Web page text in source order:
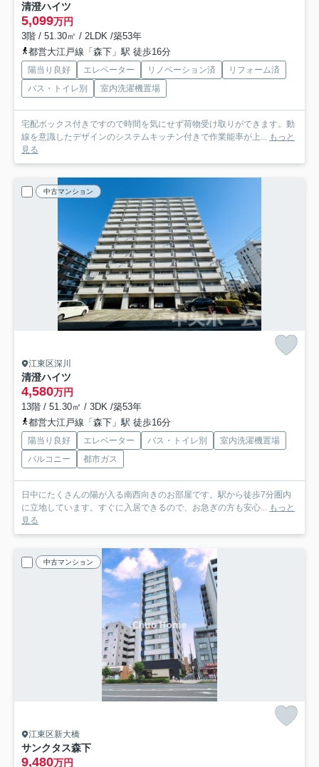
清澄ハイツ
5,099万円
3階 / 51.30㎡ / 2LDK /築53年
都営大江戸線「森下」駅 徒歩16分
陽当り良好 エレベーター リノベーション済
リフォーム済
バス・トイレ別
室内洗濯機置場
宅配ボックス付きですので時間を気にせず荷物受け取りができます。動
線を意識したデザインのシステムキッチン付きで作業能率が上... もっと
見る
中古マンション
江東区深川
清澄ハイツ
4,580万円
13階 / 51.30㎡ / 3DK /築53年
都営大江戸線「森下」駅 徒歩16分
陽当り良好 エレベーター バス・トイレ別
室内洗濯機置場
バルコニー
都市ガス
日中にたくさんの陽が入る南西向きのお部屋です。駅から徒歩7分圏内
に立地しています。すぐに入居できるので、お急ぎの方も安心... もっと
見る
中古マンション
江東区新大橋
サンクタス森下
9,480万円